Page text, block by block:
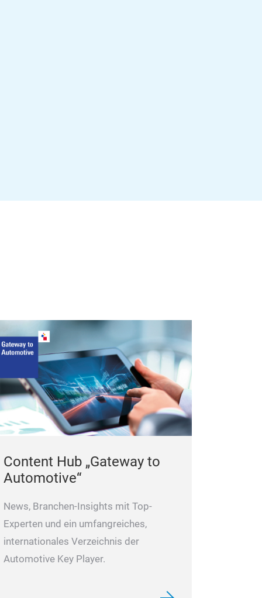
Content Hub „Gateway to
Automotive“
News, Branchen-Insights mit Top-
Experten und ein umfangreiches,
internationales Verzeichnis der
Automotive Key Player.